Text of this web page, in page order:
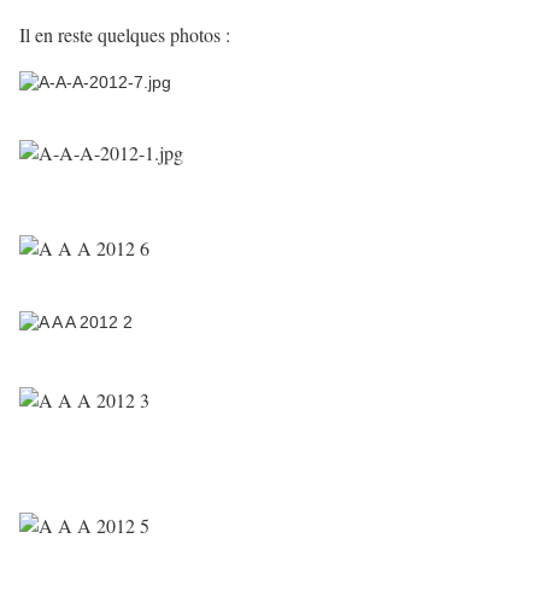
Il en reste quelques photos :